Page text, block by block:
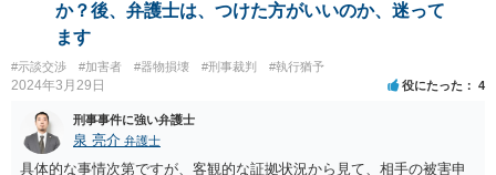
か？後、弁護士は、つけた方がいいのか、迷って
ます
#示談交渉 #加害者 #器物損壊 #刑事裁判 #執行猶予
2024年3月29日 役にたった 4
刑事事件に強い弁護士
泉 亮介 弁護士
具体的な事情次第ですが、客観的な証拠状況から見て、相手の被害申